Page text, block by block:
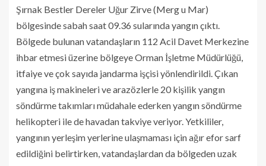
Şırnak Bestler Dereler Uğur Zirve (Merg u Mar)
bölgesinde sabah saat 09.36 sularında yangın çıktı.
Bölgede bulunan vatandaşların 112 Acil Davet Merkezine
ihbar etmesi üzerine bölgeye Orman İşletme Müdürlüğü,
itfaiye ve çok sayıda jandarma işçisi yönlendirildi. Çıkan
yangına iş makineleri ve arazözlerle 20 kişilik yangın
söndürme takımları müdahale ederken yangın söndürme
helikopteri ile de havadan takviye veriyor. Yetkililer,
yangının yerleşim yerlerine ulaşmaması için ağır efor sarf
edildiğini belirtirken, vatandaşlardan da bölgeden uzak